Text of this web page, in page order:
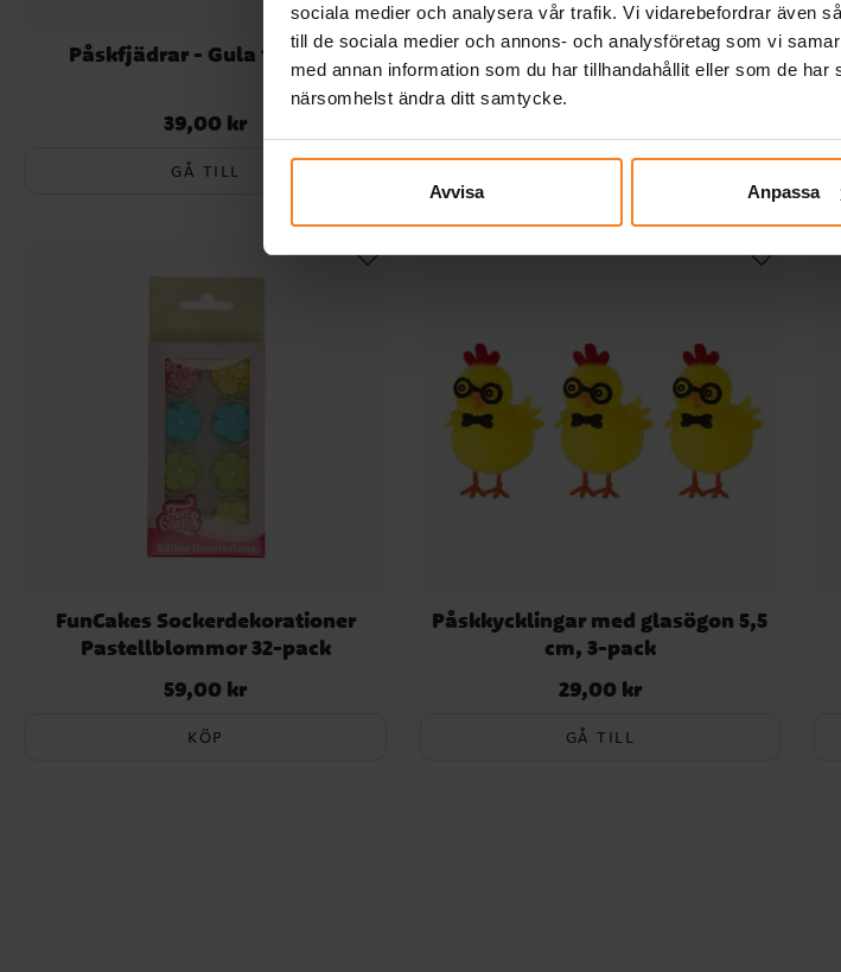
sociala medier och analysera vår trafik. Vi vidarebefordrar även
till de sociala medier och annons- och analysföretag som vi
med annan information som du har tillhandahållit eller som de
närsomhelst ändra ditt samtycke.
Avvisa Anpassa
Påskfjädrar - Gula 18-pack
Pris:39,00 kr
39,00 kr
GÅ TILL
Påskfjädrar - Vita 18-pack
FunCakes Sockerdekorationer
Pastellblommor 32-pack
Pris:59,00 kr
59,00 kr
KÖP
Påskkycklingar med glasögon 5,5
cm, 3-pack
Pris:29,00 kr
29,00 kr
GÅ TILL